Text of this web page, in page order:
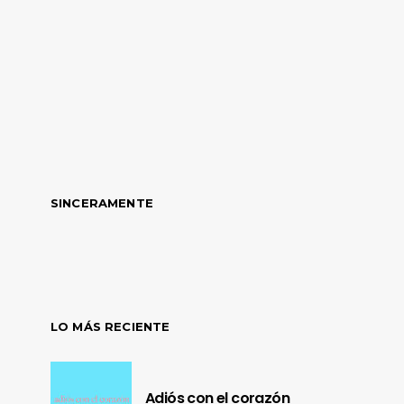
SINCERAMENTE
LO MÁS RECIENTE
Adiós con el corazón